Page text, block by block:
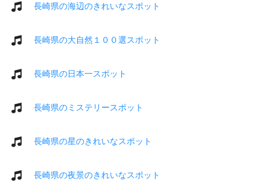
長崎県の海辺のきれいなスポット
長崎県の大自然１００選スポット
長崎県の日本一スポット
長崎県のミステリースポット
長崎県の星のきれいなスポット
長崎県の夜景のきれいなスポット